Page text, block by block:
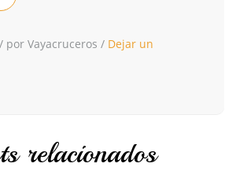
/ por Vayacruceros / Dejar un
relacionados